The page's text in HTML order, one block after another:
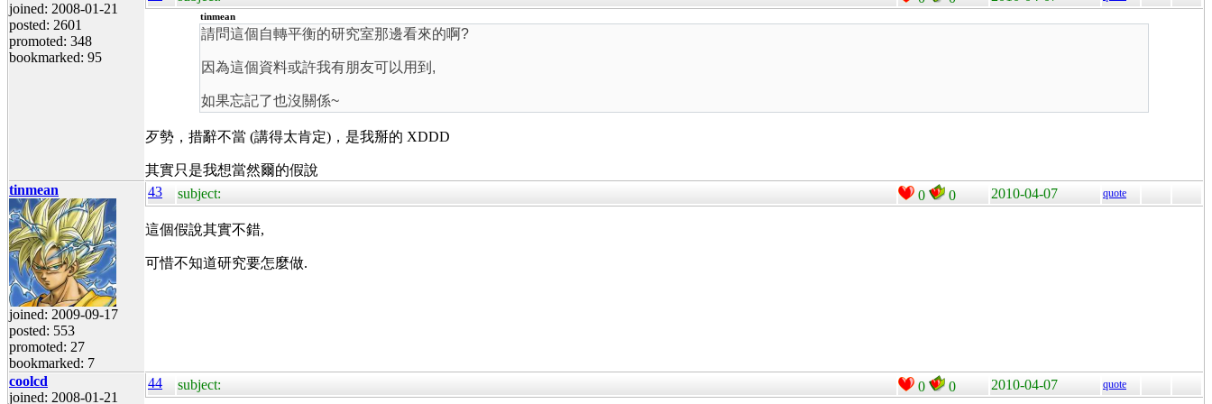
joined: 2008-01-21
posted: 2601
promoted: 348
bookmarked: 95
tinmean
請問這個自轉平衡的研究室那邊看來的啊?
因為這個資料或許我有朋友可以用到,
如果忘記了也沒關係~
歹勢，措辭不當 (講得太肯定)，是我掰的 XDDD
其實只是我想當然爾的假說
tinmean
joined: 2009-09-17
posted: 553
promoted: 27
bookmarked: 7
43 subject: 0 0 2010-04-07 quote
這個假說其實不錯,
可惜不知道研究要怎麼做.
coolcd
joined: 2008-01-21
44 subject: 0 0 2010-04-07 quote